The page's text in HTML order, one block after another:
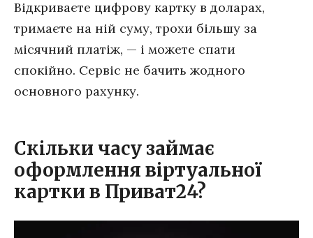
Відкриваєте цифрову картку в доларах,
тримаєте на ній суму, трохи більшу за
місячний платіж, — і можете спати
спокійно. Сервіс не бачить жодного
основного рахунку.
Скільки часу займає
оформлення віртуальної
картки в Приват24?